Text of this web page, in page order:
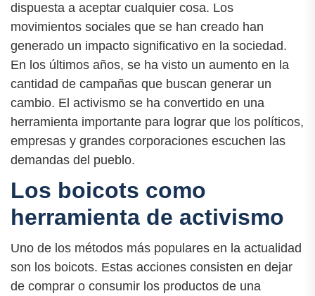
dispuesta a aceptar cualquier cosa. Los
movimientos sociales que se han creado han
generado un impacto significativo en la sociedad.
En los últimos años, se ha visto un aumento en la
cantidad de campañas que buscan generar un
cambio. El activismo se ha convertido en una
herramienta importante para lograr que los políticos,
empresas y grandes corporaciones escuchen las
demandas del pueblo.
Los boicots como
herramienta de activismo
Uno de los métodos más populares en la actualidad
son los boicots. Estas acciones consisten en dejar
de comprar o consumir los productos de una